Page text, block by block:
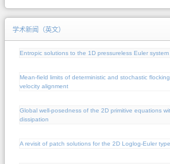
学术新闻（英文）
Entropic solutions to the 1D pressureless Euler
Mean-field limits of deterministic and stochastic
velocity alignment
Global well-posedness of the 2D primitive equations
dissipation
A revisit of patch solutions for the 2D Loglog-Euler